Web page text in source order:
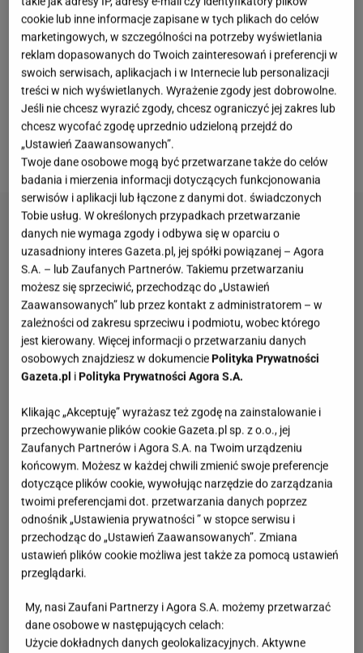
minimalistycznych rozwiązań w świecie designu z
pewnością zachwycą lampy stołowe o
abstrakcyjnych kształtach i geometrycznych
formach. Wykonane są zazwyczaj z metalu, szkła
oraz tworzyw sztucznych. Doskonale pasują do
nowoczesnych i loftowych aranżacji, nadając im
wyjątkowy charakter i subtelną elegancję.
cookie lub inne informacje zapisane w tych plikach do celów
marketingowych, w szczególności na potrzeby wyświetlania
reklam dopasowanych do Twoich zainteresowań i preferencji w
swoich serwisach, aplikacjach i w Internecie lub personalizacji
treści w nich wyświetlanych. Wyrażenie zgody jest dobrowolne.
Jeśli nie chcesz wyrazić zgody, chcesz ograniczyć jej zakres lub
chcesz wycofać zgodę uprzednio udzieloną przejdź do
„Ustawień Zaawansowanych”.
Twoje dane osobowe mogą być przetwarzane także do celów
badania i mierzenia informacji dotyczących funkcjonowania
serwisów i aplikacji lub łączone z danymi dot. świadczonych
Tobie usług. W określonych przypadkach przetwarzanie
danych nie wymaga zgody i odbywa się w oparciu o
uzasadniony interes Gazeta.pl, jej spółki powiązanej – Agora
S.A. – lub Zaufanych Partnerów. Takiemu przetwarzaniu
możesz się sprzeciwić, przechodząc do „Ustawień
Zaawansowanych” lub przez kontakt z administratorem – w
zależności od zakresu sprzeciwu i podmiotu, wobec którego
jest kierowany. Więcej informacji o przetwarzaniu danych
osobowych znajdziesz w dokumenciePolityka Prywatności
Gazeta.pl iPolityka Prywatności Agora S.A.
Klikając „Akceptuję” wyrażasz też zgodę na zainstalowanie i
przechowywanie plików cookie Gazeta.pl sp. z o.o., jej
Zaufanych Partnerów i Agora S.A. na Twoim urządzeniu
końcowym. Możesz w każdej chwili zmienić swoje preferencje
dotyczące plików cookie, wywołując narzędzie do zarządzania
twoimi preferencjami dot. przetwarzania danych poprzez
odnośnik „Ustawienia prywatności ” w stopce serwisu i
przechodząc do „Ustawień Zaawansowanych”. Zmiana
ustawień plików cookie możliwa jest także za pomocą ustawień
przeglądarki.
My, nasi Zaufani Partnerzy i Agora S.A. możemy przetwarzać
dane osobowe w następujących celach:
Użycie dokładnych danych geolokalizacyjnych. Aktywne